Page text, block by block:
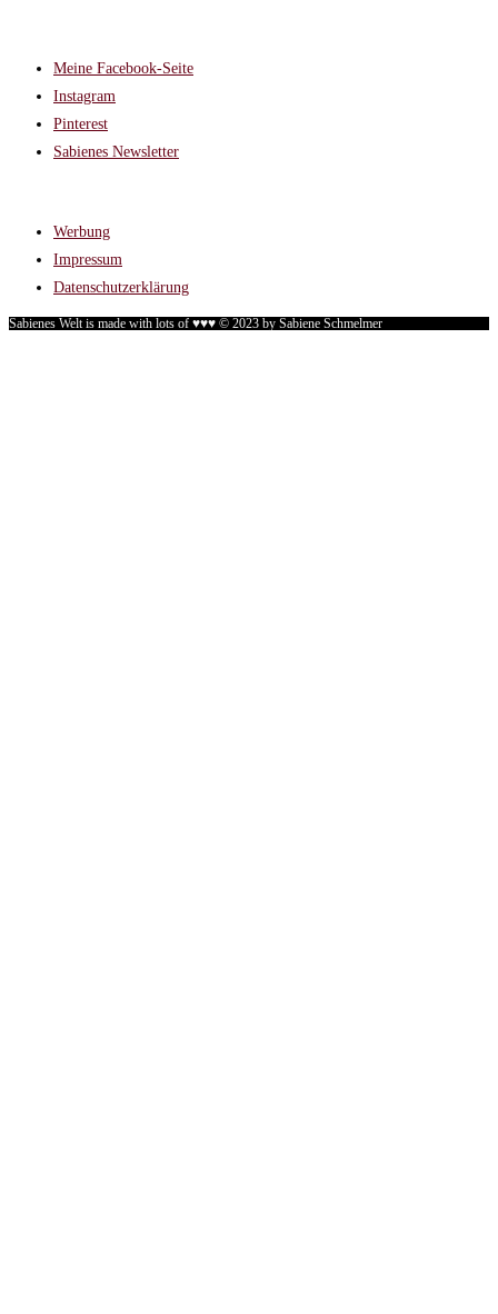
Meine Facebook-Seite
Instagram
Pinterest
Sabienes Newsletter
Werbung
Impressum
Datenschutzerklärung
Sabienes Welt is made with lots of ♥♥♥ © 2023 by Sabiene Schmelmer